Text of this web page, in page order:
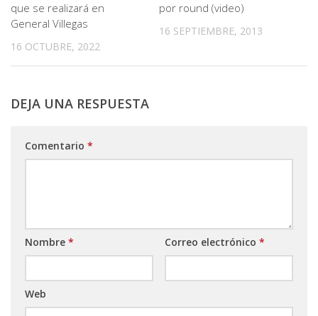
que se realizará en
General Villegas
16 OCTUBRE, 2022
por round (video)
16 SEPTIEMBRE, 2013
DEJA UNA RESPUESTA
Comentario *
Nombre * Correo electrónico *
Web